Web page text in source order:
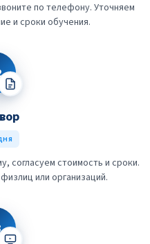
по телефону. Уточняем
и сроки обучения.
согласуем стоимость и сроки.
или организаций.